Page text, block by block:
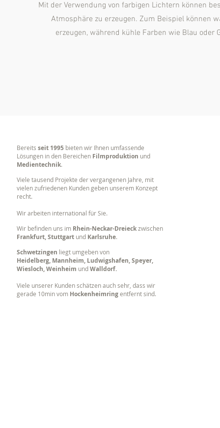
Mit der Verwendung von farbigen Lichtern können
Atmosphäre zu erzeugen. Zum Beispiel können
erzeugen, während kühle Farben wie Blau
Bereits seit 1995 bieten wir Ihnen umfassende
Lösungen in den Bereichen Filmproduktion und
Medientechnik.
Viele tausend Projekte der vergangenen Jahre, mit
vielen zufriedenen Kunden geben unserem Konzept
recht.
Wir arbeiten international für Sie.
Wir befinden uns im Rhein-Neckar-Dreieckzwischen
Frankfurt, Stuttgart und Karlsruhe.
Schwetzingen liegt umgeben von
Heidelberg, Mannheim, Ludwigshafen, Speyer,
Wiesloch, Weinheim undWalldorf.
Viele unserer Kunden schätzen auch sehr, dass wir
gerade 10min vom Hockenheimringentfernt sind.